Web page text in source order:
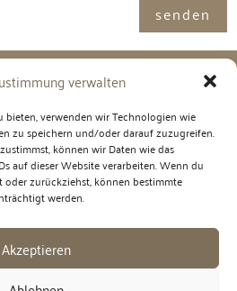
verwalten
bieten, verwenden wir Technologien wie
zu speichern und/oder darauf zuzugreifen.
können wir Daten wie das
auf dieser Website verarbeiten. Wenn du
zurückziehst, können bestimmte
werden.
Akzeptieren
senden